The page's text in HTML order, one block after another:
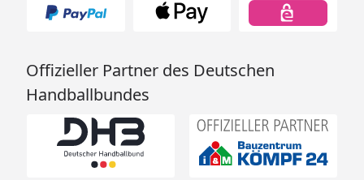
Offizieller Partner des Deutschen
Handballbundes